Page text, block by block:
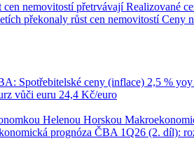
nemovitostí přetrvávají Realizované
překonaly růst cen nemovitostí Ceny
Spotřebitelské ceny (inflace) 2,5 % yoy
vůči euru 24,4 Kč/euro
Helenou Horskou
prognóza ČBA 1Q26 (2. díl):